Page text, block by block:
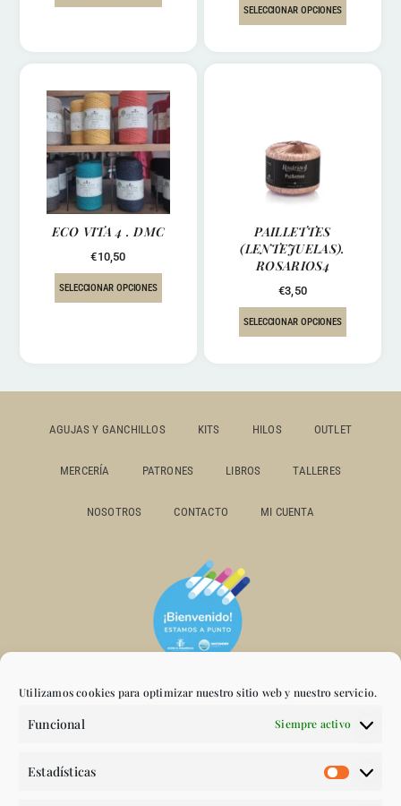
Utilizamos cookies para optimizar nuestro sitio web y nuestro servicio.
Funcional Siempre activo
Estadísticas
SELECCIONAR OPCIONES
ECO VITA 4 . DMC
€10,50
SELECCIONAR OPCIONES
PAILLETTES
(LENTEJUELAS).
ROSARIOS4
€3,50
SELECCIONAR OPCIONES
AGUJAS Y GANCHILLOS KITS HILOS OUTLET
MERCERÍA PATRONES LIBROS TALLERES
NOSOTROS CONTACTO MI CUENTA